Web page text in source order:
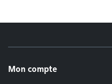
Mon compte